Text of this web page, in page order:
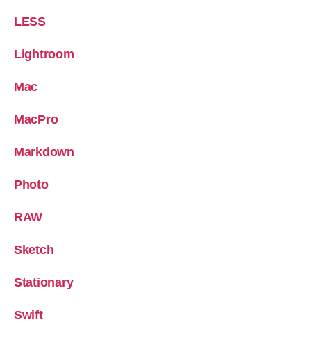
LESS
Lightroom
Mac
MacPro
Markdown
Photo
RAW
Sketch
Stationary
Swift